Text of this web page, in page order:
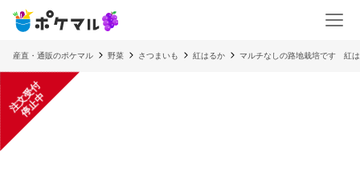
産直・通販のポケマル 野菜 さつまいも 紅はるか マルチなしの路地栽培です 紅
注
文
受
付
停
止
中